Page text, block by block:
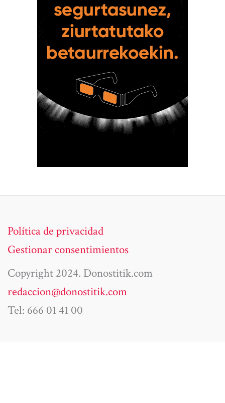
Política de privacidad
Gestionar consentimientos
Copyright 2024. Donostitik.com
redaccion@donostitik.com
Tel: 666 01 41 00